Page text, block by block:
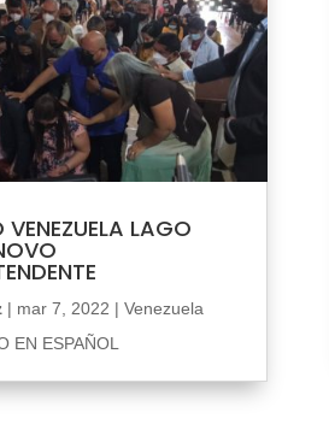
VENEZUELA LAGO
| mar 7, 2022 | Venezuela
EN ESPAÑOL